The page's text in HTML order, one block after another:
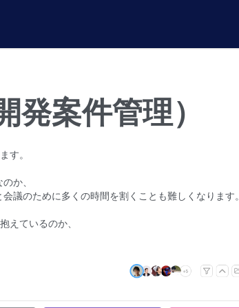
案件管理）
す。
か、
議のために多くの時間を割くことも難しくなります。
えているのか、